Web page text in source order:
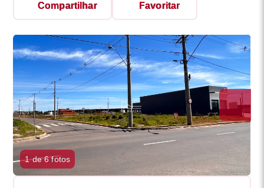
Compartilhar Favoritar
1 de 6 fotos